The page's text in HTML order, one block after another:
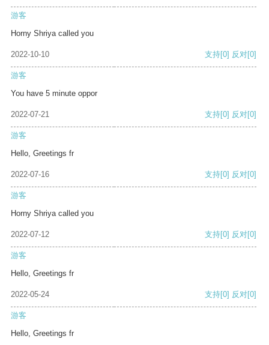
游客
Horny Shriya called you
2022-10-10 支持[0] 反对[0]
游客
You have 5 minute oppor
2022-07-21 支持[0] 反对[0]
游客
Hello, Greetings fr
2022-07-16 支持[0] 反对[0]
游客
Horny Shriya called you
2022-07-12 支持[0] 反对[0]
游客
Hello, Greetings fr
2022-05-24 支持[0] 反对[0]
游客
Hello, Greetings fr